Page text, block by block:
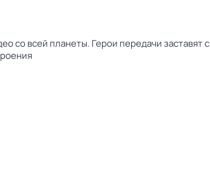
со всей планеты. Герои передачи